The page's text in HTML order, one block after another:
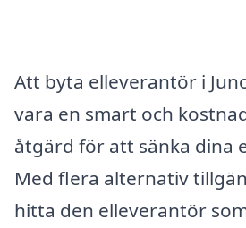
Att byta elleverantör i
vara en smart och
åtgärd för att sänka dina
Med flera alternativ
hitta den elleverantör